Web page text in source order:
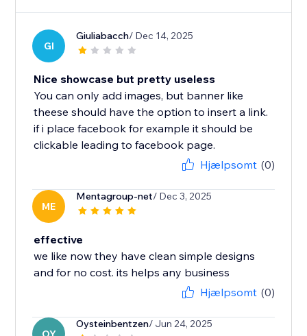
GI
Giuliabacch/ Dec 14, 2025
Nice showcase but pretty useless
You can only add images, but banner like
theese should have the option to insert a link.
if i place facebook for example it should be
clickable leading to facebook page.
Hjælpsomt (0)
ME
Mentagroup-net/ Dec 3, 2025
effective
we like now they have clean simple designs
and for no cost. its helps any business
Hjælpsomt (0)
Oysteinbentzen/ Jun 24, 2025